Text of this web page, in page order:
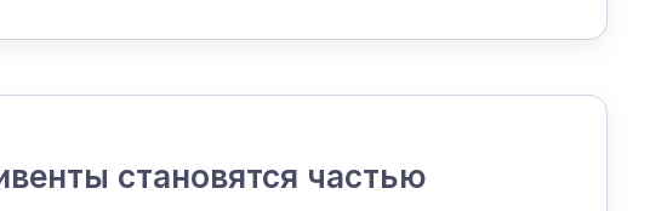
становятся частью